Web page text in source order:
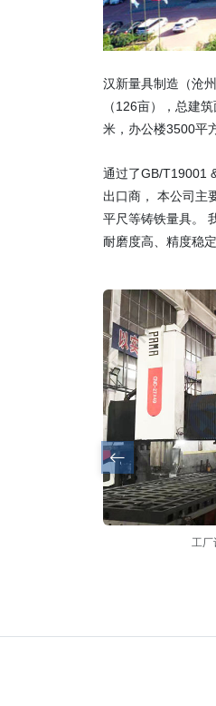
汉新量具制造（沧
（126亩），总建
米，办公楼3500平
通过了GB/T19001
出口商， 本公司主
平尺等铸铁量具。
耐磨度高、精度稳
工